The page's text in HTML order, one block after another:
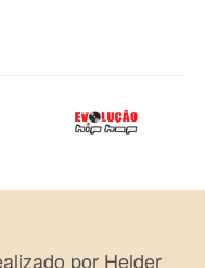
por Helder